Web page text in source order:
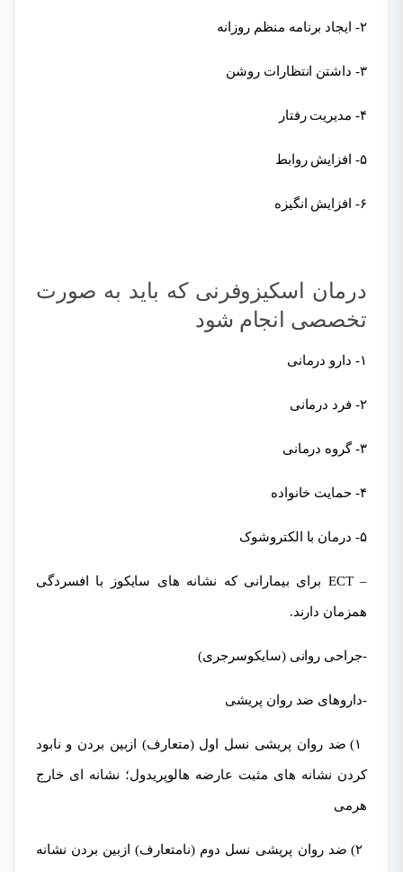
۲- ایجاد برنامه منظم روزانه
۳- داشتن انتظارات روشن
۴- مدیریت رفتار
۵- افزایش روابط
۶- افزایش انگیزه
درمان اسکیزوفرنی که باید به صورت
تخصصی انجام شود
۱- دارو درمانی
۲- فرد درمانی
۳- گروه درمانی
۴- حمایت خانواده
۵- درمان با الکتروشوک
– ECT برای بیمارانی که نشانه های سایکوز با افسردگی
همزمان دارند.
-جراحی روانی (سایکوسرجری)
-داروهای ضد روان پریشی
۱) ضد روان پریشی نسل اول (متعارف) ازبین بردن و نابود
کردن نشانه های مثبت عارضه هالوپریدول؛ نشانه ای خارج
هرمی
۲) ضد روان پریشی نسل دوم (نامتعارف) ازبین بردن نشانه